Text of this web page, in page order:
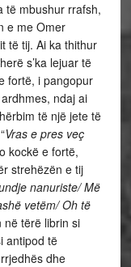
të mbushur rrafsh,
e me Omer
të tij. Ai ka thithur
s’ka lejuar të
fortë, i pangopur
ndaj ai
të një jete të
Vras e pres veç
kockë e fortë,
strehëzën e tij
nanuriste/ Më
vetëm/ Oh të
në tërë librin si
antipod të
dhe